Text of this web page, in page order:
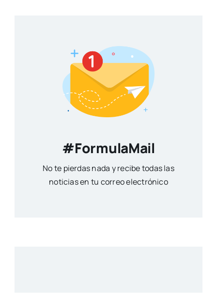
#FormulaMail
No te pierdas nada y recibe todas las
noticias en tu correo electrónico